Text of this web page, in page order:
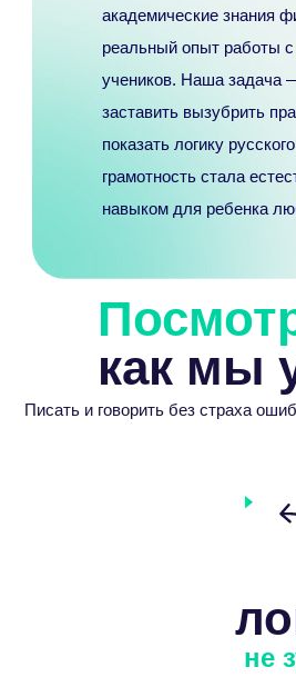
академические знания
реальный опыт работы
учеников. Наша задача
заставить вызубрить
показать логику
грамотность стала
навыком для ребенка
как мы
Писать и говорить без страха
не